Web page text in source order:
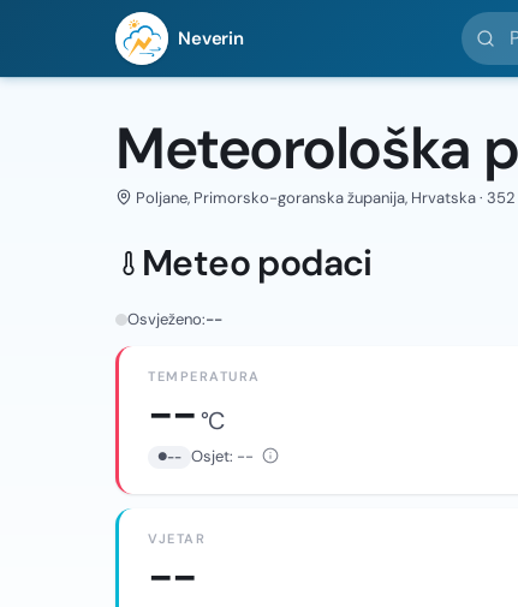
Neverin
Meteorološka
Poljane, Primorsko-goranska županija, Hrvatska · 352
Meteo podaci
Osvježeno:--
TEMPERATURA
--°C
-- Osjet: --
VJETAR
--